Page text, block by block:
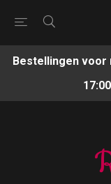
Bestellingen voor